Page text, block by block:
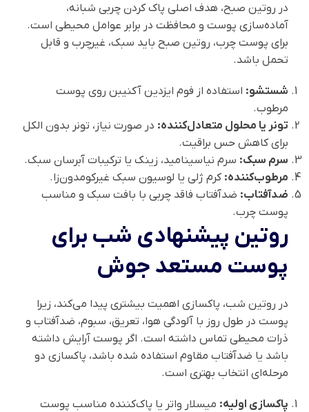
در روتین صبح، هدف اصلی پاک کردن چربی شبانه،
آماده‌سازی پوست و محافظت در برابر عوامل محیطی است.
برای پوست چرب، روتین صبح باید سبک، غیرچرب و قابل
تحمل باشد.
شستشو: استفاده از فوم ایزدین آکنیبن روی پوست
مرطوب.
تونر یا محلول متعادل‌کننده: در صورت نیاز، تونر بدون الکل
برای کاهش حس براقیت.
سرم سبک: سرم نیاسینامید، زینک یا ترکیبات آبرسان سبک.
مرطوب‌کننده: کرم ژلی یا لوسیون سبک غیرکومدون‌زا.
ضدآفتاب: ضدآفتاب فاقد چربی با بافت سبک و مناسب
پوست چرب.
روتین پیشنهادی شب برای
پوست مستعد جوش
در روتین شب، پاکسازی اهمیت بیشتری پیدا می‌کند، زیرا
پوست در طول روز با آلودگی هوا، تعریق، سبوم، ضدآفتاب و
ذرات محیطی تماس داشته است. اگر پوست آرایش داشته
باشد یا ضدآفتاب مقاوم استفاده شده باشد، پاکسازی دو
مرحله‌ای انتخاب بهتری است.
پاکسازی اولیه: میسلار واتر یا پاک‌کننده مناسب پوست